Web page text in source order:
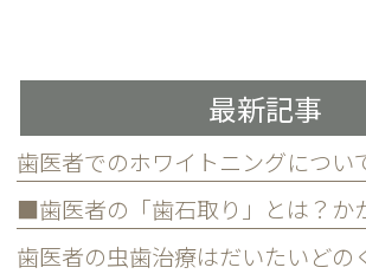
最新記事
歯医者でのホワイトニングについ